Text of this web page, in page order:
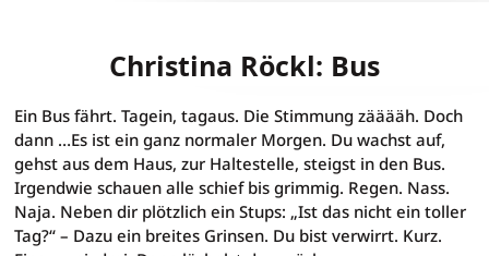
Christina Röckl: Bus
Christina Röckl: Bus
Ein Bus fährt. Tagein, tagaus. Die Stimmung zääääh. Doch
dann …Es ist ein ganz normaler Morgen. Du wachst auf,
gehst aus dem Haus, zur Haltestelle, steigst in den Bus.
Irgendwie schauen alle schief bis grimmig. Regen. Nass.
Naja. Neben dir plötzlich ein Stups: „Ist das nicht ein toller
Tag?“ – Dazu ein breites Grinsen. Du bist verwirrt. Kurz.